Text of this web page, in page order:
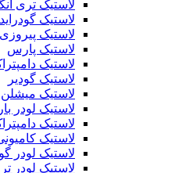
لاستیک تری
لاستیک گودراید
لاستیک پیروزی
لاستیک پارس
لاستیک
لاستیک گودیر
لاستیک میشلن
لاستیک لودر
لاستیک
لاستیک
لاستیک لودر
لاستیک لودر